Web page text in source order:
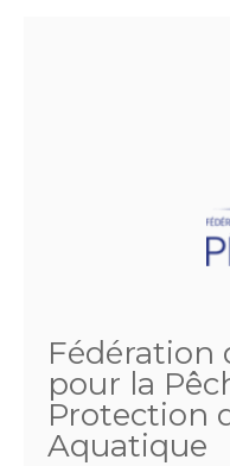
Fédération
pour la
Protection
Aquatique